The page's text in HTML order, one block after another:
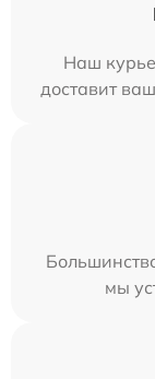
Наш
доставит
мы